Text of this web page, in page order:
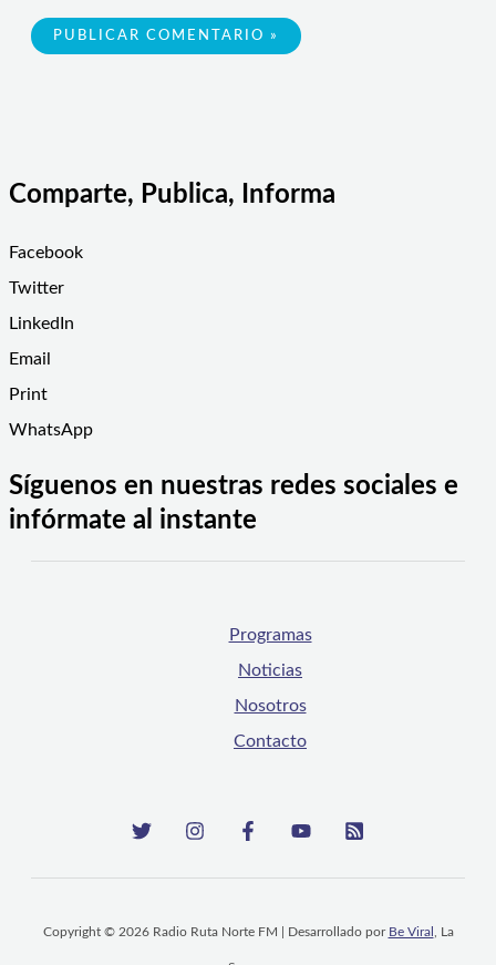
Comparte, Publica, Informa
Facebook
Twitter
LinkedIn
Email
Print
WhatsApp
Síguenos en nuestras redes sociales e
infórmate al instante
Programas
Noticias
Nosotros
Contacto
Copyright © 2026 Radio Ruta Norte FM | Desarrollado por Be Viral , La